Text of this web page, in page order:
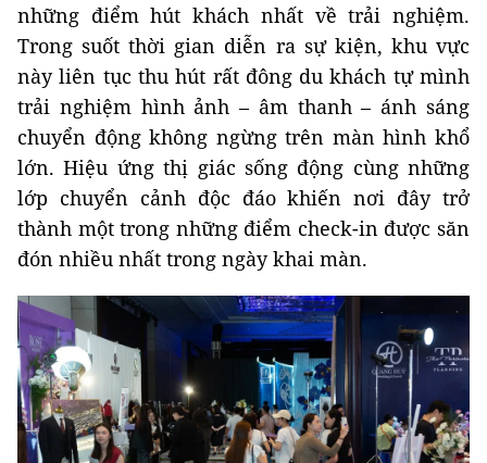
những điểm hút khách nhất về trải nghiệm.
Trong suốt thời gian diễn ra sự kiện, khu vực
này liên tục thu hút rất đông du khách tự mình
trải nghiệm hình ảnh – âm thanh – ánh sáng
chuyển động không ngừng trên màn hình khổ
lớn. Hiệu ứng thị giác sống động cùng những
lớp chuyển cảnh độc đáo khiến nơi đây trở
thành một trong những điểm check-in được săn
đón nhiều nhất trong ngày khai màn.